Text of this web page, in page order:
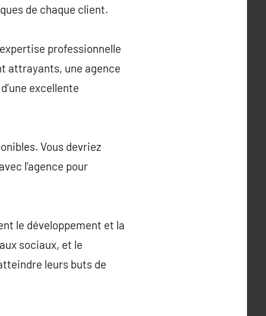
de chaque client.
professionnelle
attrayants, une agence
excellente
Vous devriez
l’agence pour
le développement et la
sociaux, et le
leurs buts de